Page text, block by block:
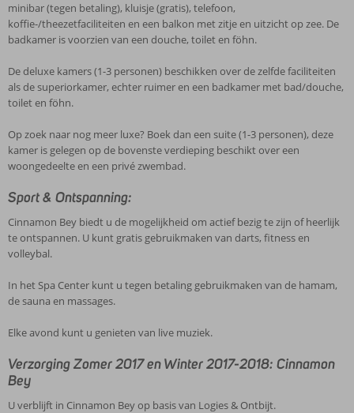
minibar (tegen betaling), kluisje (gratis), telefoon,
koffie-/theezetfaciliteiten en een balkon met zitje en uitzicht op zee. De
badkamer is voorzien van een douche, toilet en föhn.
De deluxe kamers (1-3 personen) beschikken over de zelfde faciliteiten
als de superiorkamer, echter ruimer en een badkamer met bad/douche,
toilet en föhn.
Op zoek naar nog meer luxe? Boek dan een suite (1-3 personen), deze
kamer is gelegen op de bovenste verdieping beschikt over een
woongedeelte en een privé zwembad.
Sport & Ontspanning:
Cinnamon Bey biedt u de mogelijkheid om actief bezig te zijn of heerlijk
te ontspannen. U kunt gratis gebruikmaken van darts, fitness en
volleybal.
In het Spa Center kunt u tegen betaling gebruikmaken van de hamam,
de sauna en massages.
Elke avond kunt u genieten van live muziek.
Verzorging Zomer 2017 en Winter 2017-2018: Cinnamon
Bey
U verblijft in Cinnamon Bey op basis van Logies & Ontbijt.